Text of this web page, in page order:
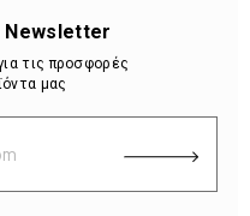
Newsletter
τις προσφορές
μας